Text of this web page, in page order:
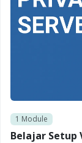
1 Module
Belajar Setup